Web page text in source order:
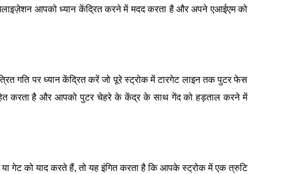
आपको ध्यान केंद्रित करने में मदद करता है और अपने एआईएम को
गति पर ध्यान केंद्रित करें जो पूरे स्ट्रोक में टारगेट लाइन तक पुटर फेस
करता है और आपको पुटर चेहरे के केंद्र के साथ गेंद को हड़ताल करने में
गेट को याद करते हैं, तो यह इंगित करता है कि आपके स्ट्रोक में एक त्रुटि